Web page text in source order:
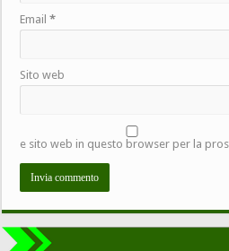
Email*
Sito web
e sito web in questo browser per la